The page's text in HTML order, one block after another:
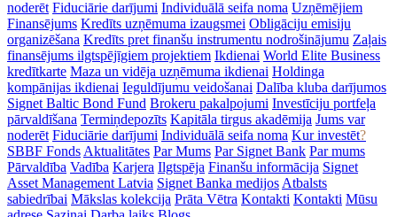
noderēt Fiduciārie darījumi Individuālā seifa noma Uzņēmējiem
Finansējums Kredīts uzņēmuma izaugsmei Obligāciju emisiju
organizēšana Kredīts pret finanšu instrumentu nodrošinājumu Zaļais
finansējums ilgtspējīgiem projektiem Ikdienai World Elite Business
kredītkarte Maza un vidēja uzņēmuma ikdienai Holdinga
kompānijas ikdienai Ieguldījumu veidošanai Dalība kluba darījumos
Signet Baltic Bond Fund Brokeru pakalpojumi Investīciju portfeļa
pārvaldīšana Termiņdepozīts Kapitāla tirgus akadēmija Jums var
noderēt Fiduciārie darījumi Individuālā seifa noma Kur investēt?
SBBF Fonds Aktualitātes Par Mums Par Signet Bank Par mums
Pārvaldība Vadība Karjera Ilgtspēja Finanšu informācija Signet
Asset Management Latvia Signet Banka medijos Atbalsts
sabiedrībai Mākslas kolekcija Prāta Vētra Kontakti Kontakti Mūsu